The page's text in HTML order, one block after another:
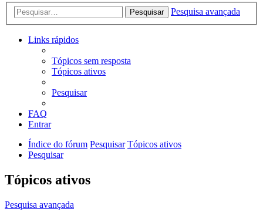
Pesquisar Pesquisa avançada
Links rápidos
Tópicos sem resposta
Tópicos ativos
Pesquisar
FAQ
Entrar
Índice do fórum Pesquisar Tópicos ativos
Pesquisar
Tópicos ativos
Pesquisa avançada